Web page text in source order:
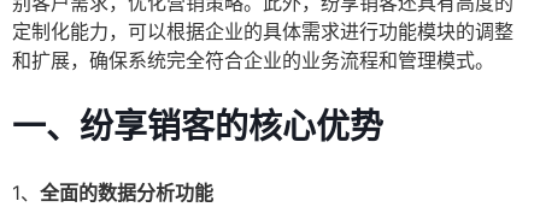
定制化能力，可以根据企业的具体需求进行功能模块的调整
和扩展，确保系统完全符合企业的业务流程和管理模式。
一、纷享销客的核心优势
1、 全面的数据分析功能